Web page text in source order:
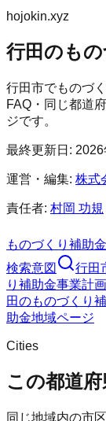
hojokin.xyz
行田のも
行田市でものづ
FAQ・同じ都道
ジです。
最終更新日: 2026
運営・編集: 株式
責任者: 村岡 功規
ものづくり補助金
検索意図
行田
り補助金事業計
田のものづくり
助金地域ページ
Cities
この都道
同じ地域内の市